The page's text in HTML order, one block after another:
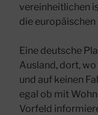
vereinheitlichen
die
Eine deutsche
Ausland, dort,
und auf keinen
egal ob mit
Vorfeld